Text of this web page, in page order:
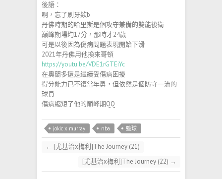
後語：
啊，忘了刷牙欸b
丹佛時期的哈里斯是個攻守兼備的雙能後衛
巔峰期場均17分，那時才24歲
可是以後因為傷病問題表現開始下滑
2021年丹佛用他換來哥頓
https://youtu.be/VDE1rGTEiYc
在奧蘭多還是繼續受傷病困擾
得分能力已不復當年勇，但依然是個防守一流的
球員
傷病縮短了他的巔峰期QQ
jokic x murray nba 籃球
← [尤基治x梅利]The Journey (21)
[尤基治x梅利]The Journey (22) →